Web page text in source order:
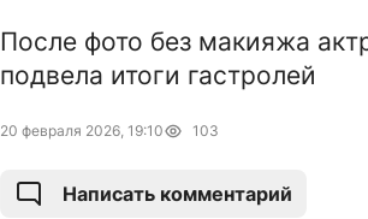
После фото без макияжа
подвела итоги гастролей
20 февраля 2026, 19:10 103
Написать комментарий